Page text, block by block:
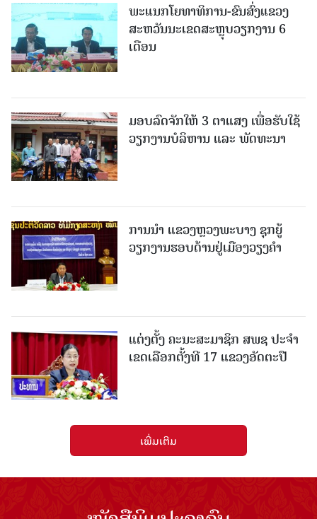
ພະແນກໂຍທາທິການ-ຂົນສົ່ງແຂວງ
ສະຫວັນນະເຂດສະຫຼຸບວຽກງານ 6
ເດືອນ
ມອບລົດຈັກໃຫ້ 3 ຕາແສງ ເພື່ອຮັບໃຊ້
ວຽກງານບໍລິຫານ ແລະ ພັດທະນາ
ການນຳ ແຂວງຫຼວງພະບາງ ຊຸກຍູ້
ວຽກງານຮອບດ້ານຢູ່ເມືອງວຽງຄໍາ
ແຕ່ງຕັ້ງ ຄະນະສະມາຊິກ ສພຊ ປະຈຳ
ເຂດເລືອກຕັ້ງທີ 17 ແຂວງອັດຕະປື
ເພີ່ມເຕີມ